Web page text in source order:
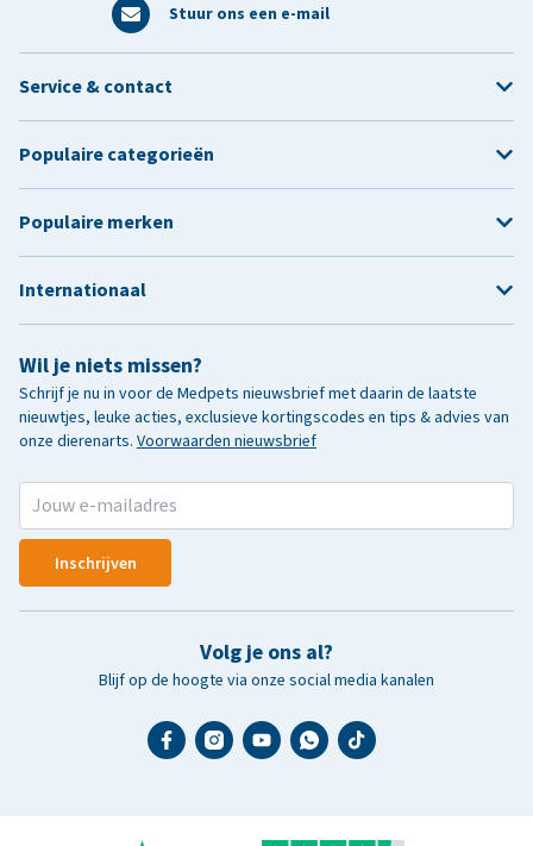
Stuur ons een e-mail
Wil je niets missen?
Schrijf je nu in voor de Medpets nieuwsbrief met daarin de laatste
nieuwtjes, leuke acties, exclusieve kortingscodes en tips & advies van
onze dierenarts. Voorwaarden nieuwsbrief
Inschrijven
Volg je ons al?
Blijf op de hoogte via onze social media kanalen
Service & contact
Populaire categorieën
Populaire merken
Internationaal